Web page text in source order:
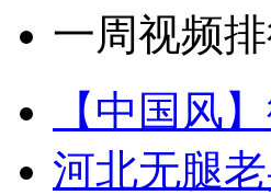
一周视频
【中国风
河北无腿